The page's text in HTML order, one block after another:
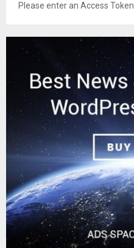
Please enter an Access Token